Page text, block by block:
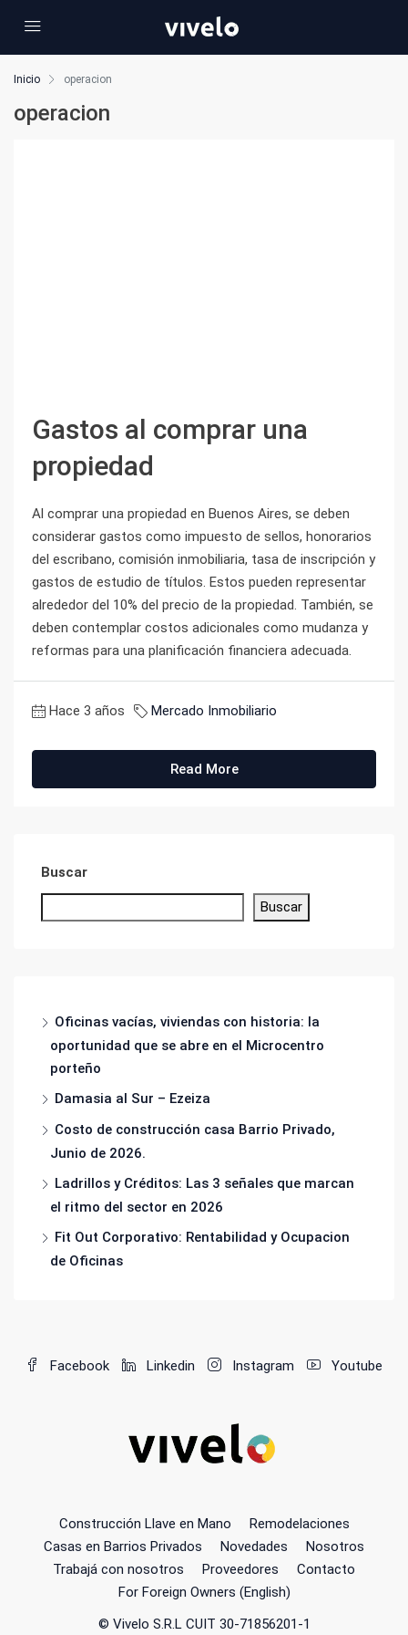
Inicio operacion
operacion
Gastos al comprar una
propiedad
Al comprar una propiedad en Buenos Aires, se deben
considerar gastos como impuesto de sellos, honorarios
del escribano, comisión inmobiliaria, tasa de inscripción y
gastos de estudio de títulos. Estos pueden representar
alrededor del 10% del precio de la propiedad. También, se
deben contemplar costos adicionales como mudanza y
reformas para una planificación financiera adecuada.
Hace 3 años Mercado Inmobiliario
Read More
Buscar
Buscar
Oficinas vacías, viviendas con historia: la
oportunidad que se abre en el Microcentro
porteño
Damasia al Sur – Ezeiza
Costo de construcción casa Barrio Privado,
Junio de 2026.
Ladrillos y Créditos: Las 3 señales que marcan
el ritmo del sector en 2026
Fit Out Corporativo: Rentabilidad y Ocupacion
de Oficinas
Facebook Linkedin Instagram Youtube
Construcción Llave en Mano
Remodelaciones
Casas en Barrios Privados
Novedades
Nosotros
Trabajá con nosotros
Proveedores
Contacto
For Foreign Owners (English)
© Vivelo S.R.L CUIT 30-71856201-1